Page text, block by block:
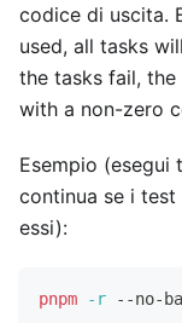
codice di uscita.
used, all tasks
the tasks fail,
with a non-zero
Esempio (esegui
continua se i
essi):
pnpm -r --no-